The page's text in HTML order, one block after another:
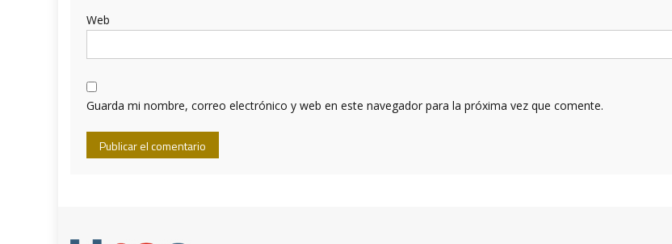
Web
Guarda mi nombre, correo electrónico y web en este navegador para la próxima vez que comente.